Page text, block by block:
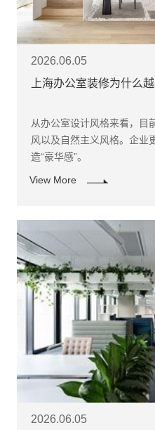
2026.06.05
上海办公室装修为什么
从办公室设计风格来看，目
风以及自然主义风格。企业
造“豪华感”。
View More
2026.06.05